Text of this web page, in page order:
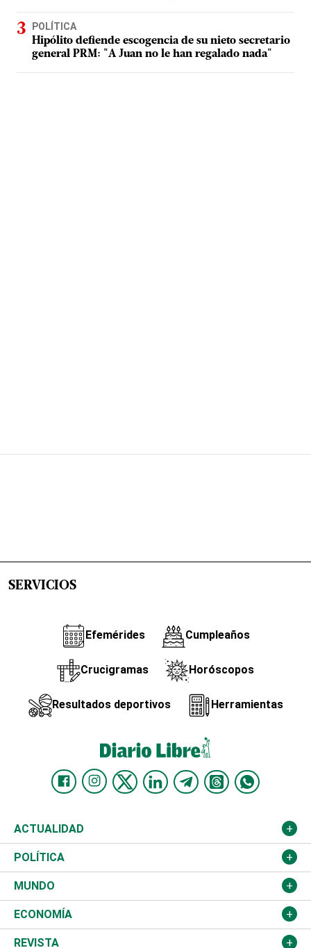
POLÍTICA
Hipólito defiende escogencia de su nieto secretario
general PRM: "A Juan no le han regalado nada"
SERVICIOS
Efemérides Cumpleaños
Crucigramas Horóscopos
Resultados deportivos Herramientas
ACTUALIDAD
Nacional
Ciudad
Educación
Salud
POLÍTICA
Partidos
JCE
TSE
MUNDO
Estados Unidos
América Latina
ECONOMÍA
Finanzas
REVISTA